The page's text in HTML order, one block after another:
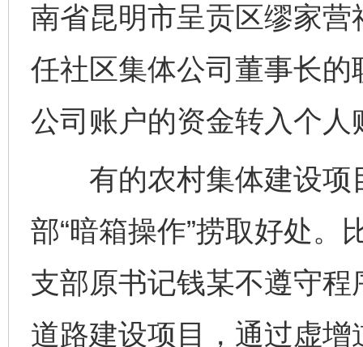
南省昆明市呈贡区缪家
任社区集体公司董事长
公司账户的资金转入个人
有的农村集体建设项
部“暗箱操作”捞取好处。
支部原书记钱某不遵守
道路建设项目，通过虚